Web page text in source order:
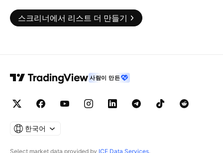
스크리너에서 리스트 더 만들기
사람이 만든
한국어
Select market data provided by ICE Data Services.